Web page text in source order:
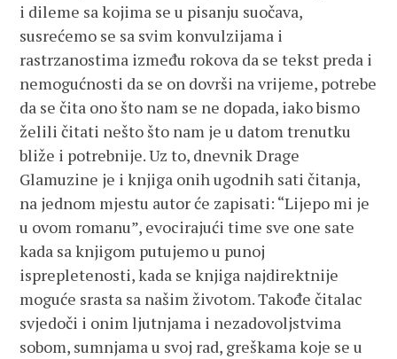
i dileme sa kojima se u pisanju suočava,
susrećemo se sa svim konvulzijama i
rastrzanostima između rokova da se tekst preda i
nemogućnosti da se on dovrši na vrijeme, potrebe
da se čita ono što nam se ne dopada, iako bismo
želili čitati nešto što nam je u datom trenutku
bliže i potrebnije. Uz to, dnevnik Drage
Glamuzine je i knjiga onih ugodnih sati čitanja,
na jednom mjestu autor će zapisati: “Lijepo mi je
u ovom romanu”, evocirajući time sve one sate
kada sa knjigom putujemo u punoj
isprepletenosti, kada se knjiga najdirektnije
moguće srasta sa našim životom. Takođe čitalac
svjedoči i onim ljutnjama i nezadovoljstvima
sobom, sumnjama u svoj rad, greškama koje se u